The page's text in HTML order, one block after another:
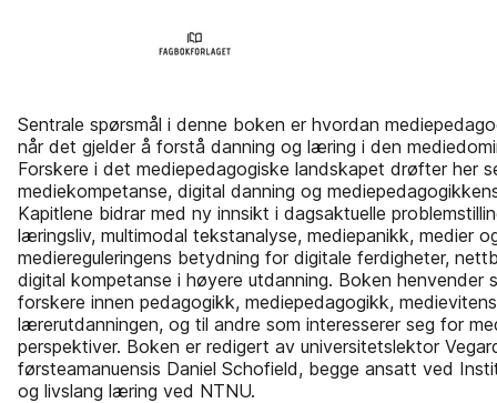
Sentrale spørsmål i denne boken er hvordan
når det gjelder å forstå danning og læring i den
Forskere i det mediepedagogiske landskapet drøfter her
mediekompetanse, digital danning og
Kapitlene bidrar med ny innsikt i dagsaktuelle
læringsliv, multimodal tekstanalyse, mediepanikk, medier
mediereguleringens betydning for digitale ferdigheter,
digital kompetanse i høyere utdanning. Boken henvender
forskere innen pedagogikk, mediepedagogikk,
lærerutdanningen, og til andre som interesserer seg for
perspektiver. Boken er redigert av universitetslektor
førsteamanuensis Daniel Schofield, begge ansatt ved
og livslang læring ved NTNU.